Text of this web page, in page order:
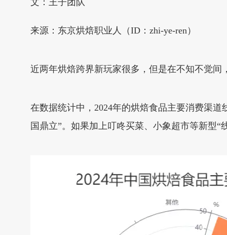
文：王子团队
来源：东京烘焙职业人（ID：zhi-ye-ren）
近两年烘焙跨界新玩家很多，但是在不知不觉
在数据统计中，2024年的烘焙食品主要消费渠
国鼎立”。如果加上叮咚买菜、小象超市等新型